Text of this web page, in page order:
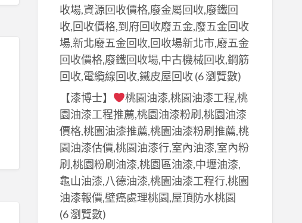
收場,資源回收價格,廢金屬回收,廢鐵回
收,回收價格,到府回收廢五金,廢五金回收
場,新北廢五金回收,回收場新北市,廢五金
回收價格,廢鐵回收場,中古機械回收,鋼筋
回收,電纜線回收,鐵皮屋回收(6 瀏覽數)
【漆博士】
桃園油漆,桃園油漆工程,桃
園油漆工程推薦,桃園油漆粉刷,桃園油漆
價格,桃園油漆推薦,桃園油漆粉刷推薦,桃
園油漆估價,桃園油漆行,室內油漆,室內粉
刷,桃園粉刷油漆,桃園區油漆,中壢油漆,
龜山油漆,八德油漆,桃園油漆工程行,桃園
油漆報價,壁癌處理桃園,屋頂防水桃園
(6 瀏覽數)